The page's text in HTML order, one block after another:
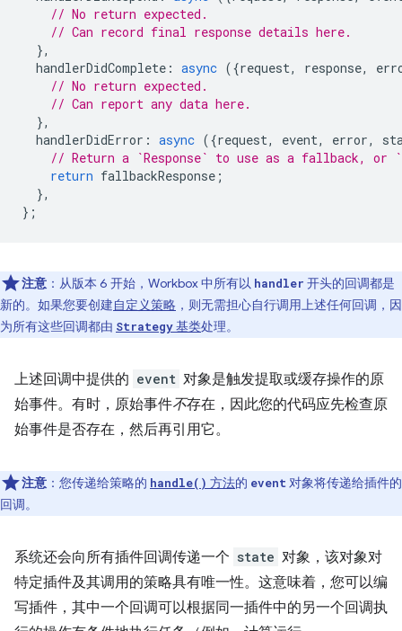
// No return expected.
// Can record final response details here.
},
handlerDidComplete : async ({request, response,
// No return expected.
// Can report any data here.
},
handlerDidError : async ({request, event, error,
// Return a `Response` to use as a fallback, or
return fallbackResponse ;
},
};
注意 ：从版本 6 开始，Workbox 中所有以 handler 开头的回调都是
新的。如果您要创建自定义策略 ，则无需担心自行调用上述任何回调，因
为所有这些回调都由 Strategy基类处理。
上述回调中提供的 event 对象是触发提取或缓存操作的原
始事件。有时，原始事件不存在，因此您的代码应先检查原
始事件是否存在，然后再引用它。
注意 ：您传递给策略的 handle() 方法的 event 对象将传递给插件的
回调。
系统还会向所有插件回调传递一个 state 对象，该对象对
特定插件及其调用的策略具有唯一性。这意味着，您可以编
写插件，其中一个回调可以根据同一插件中的另一个回调执